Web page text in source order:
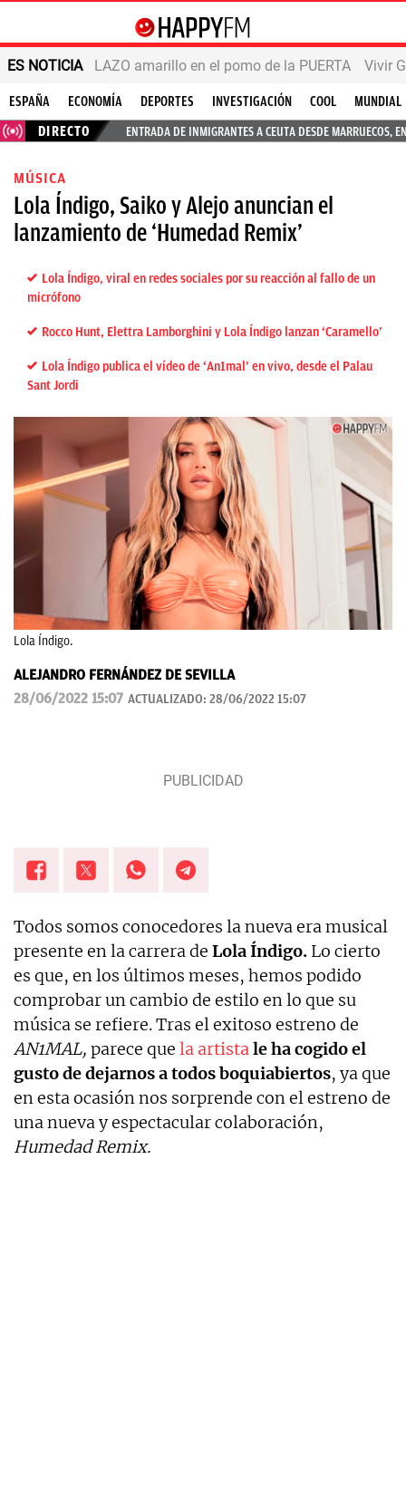
ES NOTICIA LAZO amarillo en el pomo de la PUERTA Vivir
ESPAÑA ECONOMÍA DEPORTES INVESTIGACIÓN COOL
MUNDIAL
DIRECTO
ENTRADA DE INMIGRANTES A CEUTA DESDE MARRUECOS,
MÚSICA
Lola Índigo, Saiko y Alejo anuncian el
lanzamiento de ‘Humedad Remix’
Lola Índigo, viral en redes sociales por su reacción al fallo de un
micrófono
Rocco Hunt, Elettra Lamborghini y Lola Índigo lanzan ‘Caramello’
Lola Índigo publica el vídeo de ‘An1mal’ en vivo, desde el Palau
Sant Jordi
Lola Índigo.
ALEJANDRO FERNÁNDEZ DE SEVILLA
28/06/2022 15:07 ACTUALIZADO: 28/06/2022 15:07
Todos somos conocedores la nueva era musical
presente en la carrera de Lola Índigo. Lo cierto
es que, en los últimos meses, hemos podido
comprobar un cambio de estilo en lo que su
música se refiere. Tras el exitoso estreno de
AN1MAL, parece que la artistale ha cogido el
gusto de dejarnos a todos boquiabiertos, ya que
en esta ocasión nos sorprende con el estreno de
una nueva y espectacular colaboración,
Humedad Remix.